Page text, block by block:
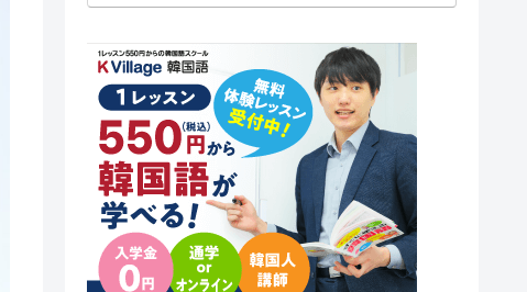
す。 在日韓国人３世で小さい頃は
学校低学年？の頃まで自